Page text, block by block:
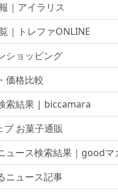
｜アイラリス
｜トレファONLINE
ショッピング
価格比較
索結果 | biccamara
ブ お菓子通販
ュース検索結果｜goodマ
ニュース記事